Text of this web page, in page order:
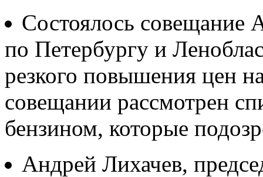
Состоялось совещание
по Петербургу и
резкого повышения цен
совещании рассмотрен
бензином, которые
Андрей Лихачев,